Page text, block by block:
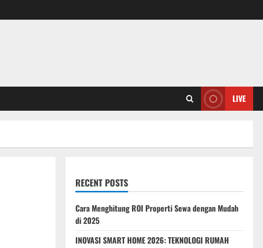
LIVE
RECENT POSTS
Cara Menghitung ROI Properti Sewa dengan Mudah
di 2025
INOVASI SMART HOME 2026: TEKNOLOGI RUMAH